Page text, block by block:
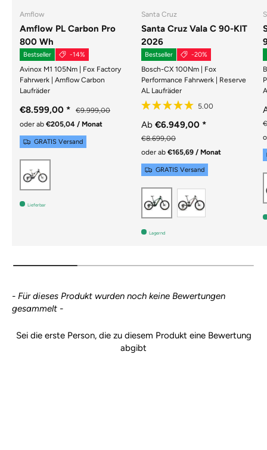
Amflow
Amflow PL Carbon Pro
800 Wh
Bestseller -14%
Avinox M1 105Nm | Fox Factory
Fahrwerk | Amflow Carbon
Laufräder
€8.599,00 *
€9.999,00
oder ab €205,04 / Monat
GRATIS Versand
Lieferbar
Santa Cruz
Santa Cruz Vala C 90-KIT
2026
Bestseller -20%
Bosch-CX 100Nm | Fox
Performance Fahrwerk | Reserve
AL Laufräder
Ab €6.949,00 *
€8.699,00
oder ab €165,69 / Monat
GRATIS Versand
GLOSS DAY GREEN
Lagernd
- Für dieses Produkt wurden noch keine Bewertungen
gesammelt -
Sei die erste Person, die zu diesem Produkt eine Bewertung
abgibt
New content loaded